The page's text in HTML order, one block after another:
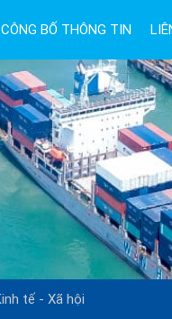
CÔNG BỐ THÔNG TIN
tế - Xã hội